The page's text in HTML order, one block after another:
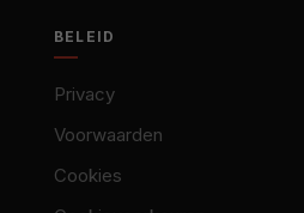
BELEID
Privacy
Voorwaarden
Cookies